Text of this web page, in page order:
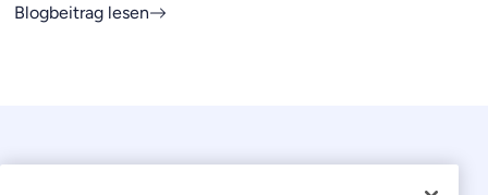
Blogbeitrag lesen